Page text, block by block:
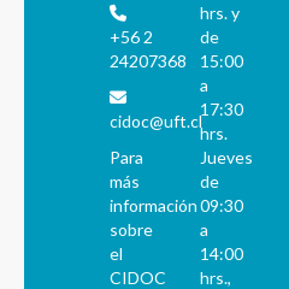
+56 2
24207368
cidoc@uft.cl
Para
más
información
sobre
el
CIDOC
hrs. y
de
15:00
a
17:30
hrs.
Jueves
de
09:30
a
14:00
hrs.,